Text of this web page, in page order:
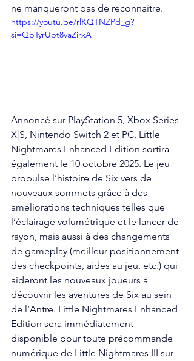
ne manqueront pas de reconnaître.
https://youtu.be/rlKQTNZPd_g?
si=QpTyrUpt8vaZirxA
Annoncé sur PlayStation 5, Xbox Series
X|S, Nintendo Switch 2 et PC, Little
Nightmares Enhanced Edition sortira
également le 10 octobre 2025. Le jeu
propulse l’histoire de Six vers de
nouveaux sommets grâce à des
améliorations techniques telles que
l’éclairage volumétrique et le lancer de
rayon, mais aussi à des changements
de gameplay (meilleur positionnement
des checkpoints, aides au jeu, etc.) qui
aideront les nouveaux joueurs à
découvrir les aventures de Six au sein
de l’Antre. Little Nightmares Enhanced
Edition sera immédiatement
disponible pour toute précommande
numérique de Little Nightmares III sur